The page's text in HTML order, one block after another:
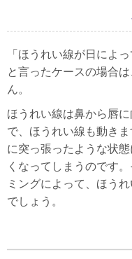
「ほうれい線が日によ
と言ったケースの場合
ん。
ほうれい線は鼻から唇
で、ほうれい線も動き
に突っ張ったような状
くなってしまうのです
ミングによって、ほう
でしょう。